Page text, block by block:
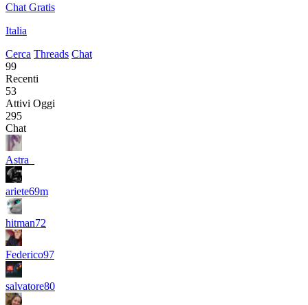
Chat Gratis
Italia
Cerca Threads Chat
99
Recenti
53
Attivi Oggi
295
Chat
Astra_
ariete69m
hitman72
Federico97
salvatore80